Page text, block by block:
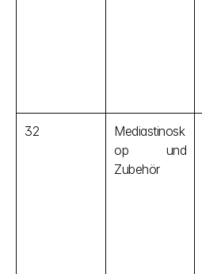
32
Mediastinosk
op und
Zubehör